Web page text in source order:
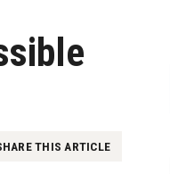
THIS ARTICLE